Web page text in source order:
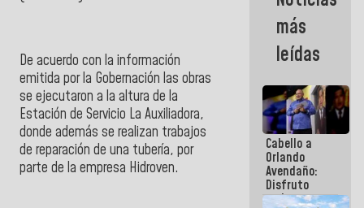
De acuerdo con la información
emitida por la Gobernación las obras
se ejecutaron a la altura de la
Estación de Servicio La Auxiliadora,
donde además se realizan trabajos
de reparación de una tubería, por
parte de la empresa Hidroven.
afectados
por
terremotos
más
leídas
Cabello a
Orlando
Avendaño:
Disfruto
cada vez